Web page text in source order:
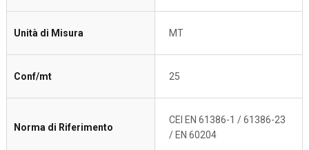
Unità di Misura MT
Conf/mt 25
Norma di Riferimento
CEI EN 61386-1 / 61386-23
/ EN 60204